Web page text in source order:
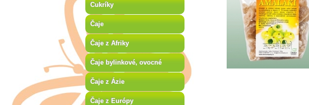
Cukríky
Čaje
Čaje z Afriky
Čaje bylinkové, ovocné
Čaje z Ázie
Čaje z Európy